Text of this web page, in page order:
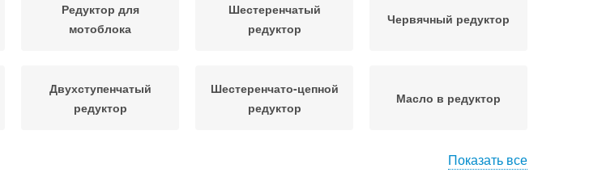
Редуктор для
мотоблока
Шестеренчатый
редуктор
Червячный редуктор
Двухступенчатый
редуктор
Шестеренчато-цепной
редуктор
Масло в редуктор
Показать все